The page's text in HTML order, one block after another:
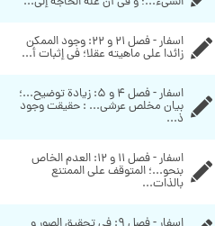
زائدا علی ماهيته عقلا؛ في إثبات أ...
ذ...
بالذات...